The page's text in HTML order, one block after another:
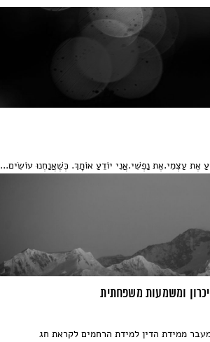
אֶת עַצְמִי.אֶת נַפְשִׁי.אֲנִי יוֹדֵעַ אוֹתָךְ. כְּשֶׁאֲנַחְנוּ עוֹשִׂים...
ומשמעות משפחתית
ממידת הדין למידת הרחמים ‫לקראת חג